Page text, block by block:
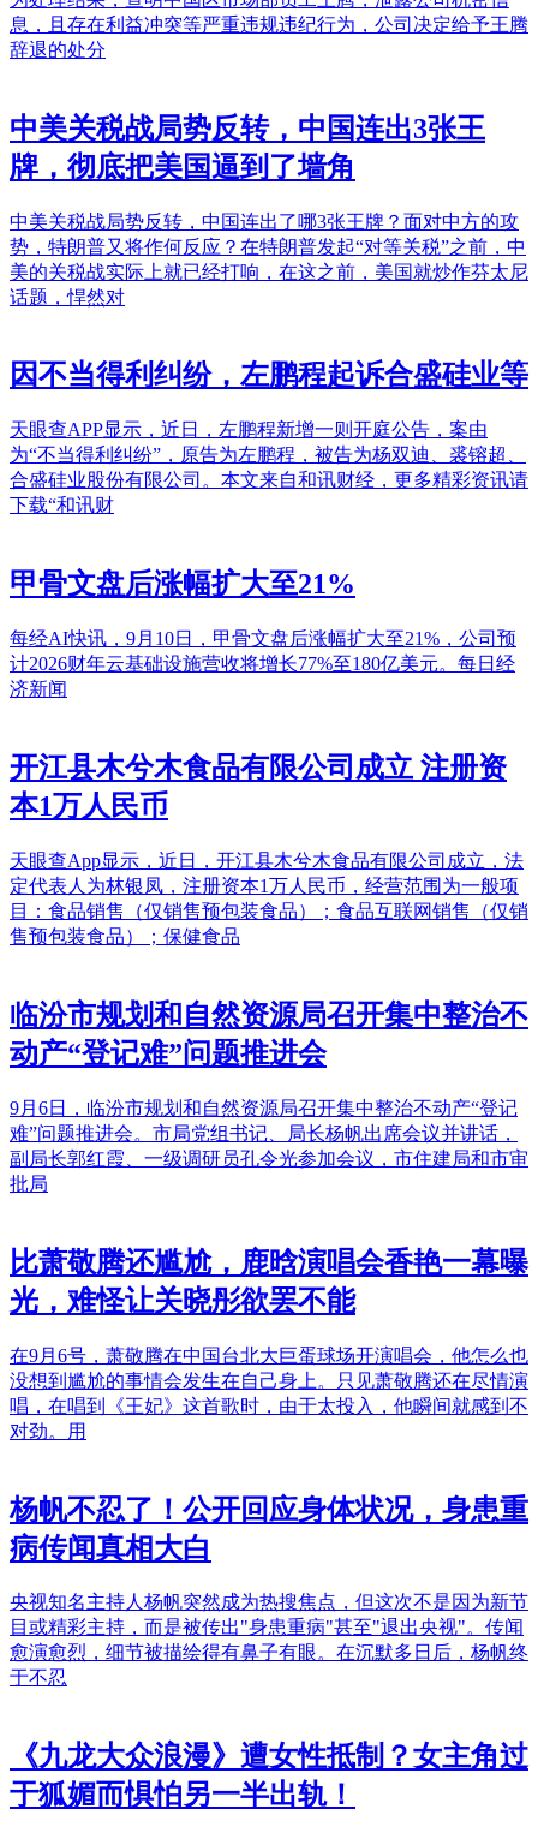
息，且存在利益冲突等严重违规违纪行为，公司决定给予王腾
辞退的处分
中美关税战局势反转，中国连出3张王
牌，彻底把美国逼到了墙角
中美关税战局势反转，中国连出了哪3张王牌？面对中方的攻
势，特朗普又将作何反应？在特朗普发起“对等关税”之前，中
美的关税战实际上就已经打响，在这之前，美国就炒作芬太尼
话题，悍然对
因不当得利纠纷，左鹏程起诉合盛硅业等
天眼查APP显示，近日，左鹏程新增一则开庭公告，案由
为“不当得利纠纷”，原告为左鹏程，被告为杨双迪、裘镕超、
合盛硅业股份有限公司。本文来自和讯财经，更多精彩资讯请
下载“和讯财
甲骨文盘后涨幅扩大至21%
每经AI快讯，9月10日，甲骨文盘后涨幅扩大至21%，公司预
计2026财年云基础设施营收将增长77%至180亿美元。每日经
济新闻
开江县木兮木食品有限公司成立 注册资
本1万人民币
天眼查App显示，近日，开江县木兮木食品有限公司成立，法
定代表人为林银凤，注册资本1万人民币，经营范围为一般项
目：食品销售（仅销售预包装食品）；食品互联网销售（仅销
售预包装食品）；保健食品
临汾市规划和自然资源局召开集中整治不
动产“登记难”问题推进会
9月6日，临汾市规划和自然资源局召开集中整治不动产“登记
难”问题推进会。市局党组书记、局长杨帆出席会议并讲话，
副局长郭红霞、一级调研员孔令光参加会议，市住建局和市审
批局
比萧敬腾还尴尬，鹿晗演唱会香艳一幕曝
光，难怪让关晓彤欲罢不能
在9月6号，萧敬腾在中国台北大巨蛋球场开演唱会，他怎么也
没想到尴尬的事情会发生在自己身上。只见萧敬腾还在尽情演
唱，在唱到《王妃》这首歌时，由于太投入，他瞬间就感到不
对劲。用
杨帆不忍了！公开回应身体状况，身患重
病传闻真相大白
央视知名主持人杨帆突然成为热搜焦点，但这次不是因为新节
目或精彩主持，而是被传出"身患重病"甚至"退出央视"。传闻
愈演愈烈，细节被描绘得有鼻子有眼。在沉默多日后，杨帆终
于不忍
《九龙大众浪漫》遭女性抵制？女主角过
于狐媚而惧怕另一半出轨！